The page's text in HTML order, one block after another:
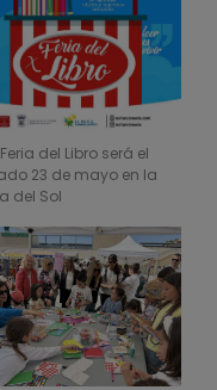
Feria del Libro será el
23 de mayo en la
del Sol